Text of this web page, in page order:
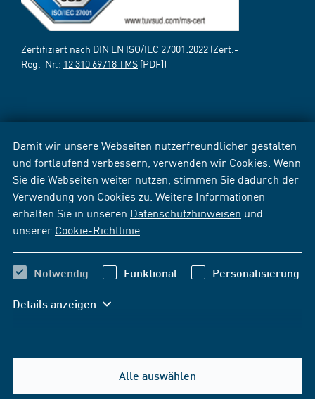
Damit wir unsere Webseiten nutzerfreundlicher gestalten
und fortlaufend verbessern, verwenden wir Cookies. Wenn
Sie die Webseiten weiter nutzen, stimmen Sie dadurch der
Verwendung von Cookies zu. Weitere Informationen
erhalten Sie in unseren Datenschutzhinweisen und
unserer Cookie-Richtlinie
Notwendig Funktional Personalisierung
Details anzeigen
Alle auswählen
Zertifiziert nach DIN EN ISO/IEC 27001:2022 (Zert.-
Reg.-Nr.: 12 310 69718 TMS [PDF])